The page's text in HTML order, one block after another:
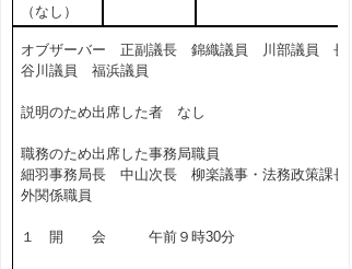
（なし）
オブザーバー 正副議長 錦織議員 川部議員 長
谷川議員 福浜議員
説明のため出席した者 なし
職務のため出席した事務局職員
細羽事務局長 中山次長 柳楽議事・法務政策課長
外関係職員
１ 開 会 午前９時30分